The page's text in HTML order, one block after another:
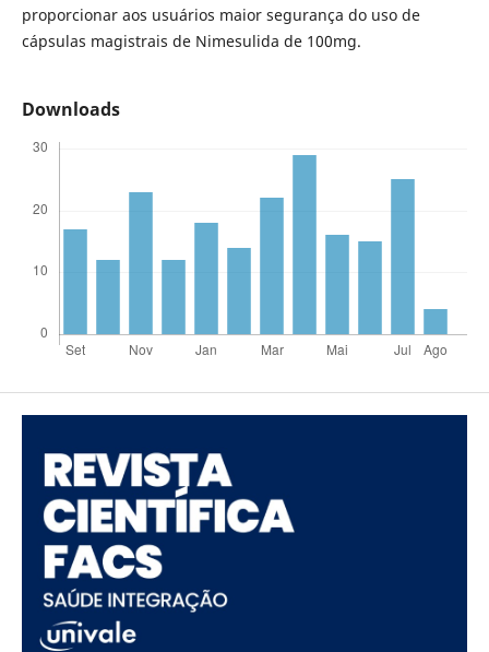
proporcionar aos usuários maior segurança do uso de
cápsulas magistrais de Nimesulida de 100mg.
Downloads